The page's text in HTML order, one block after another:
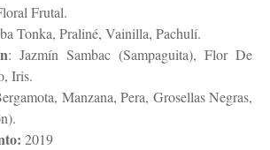
Frutal.
Tonka, Praliné, Vainilla, Pachulí.
: Jazmín Sambac (Sampaguita), Flor De
Iris.
Manzana, Pera, Grosellas Negras,
2019